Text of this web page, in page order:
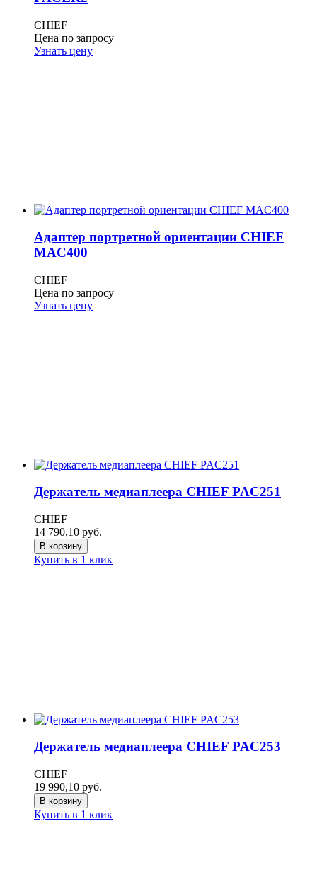
CHIEF
Цена по запросу
Узнать цену
Адаптер портретной ориентации CHIEF
MAC400
CHIEF
Цена по запросу
Узнать цену
Держатель медиаплеера CHIEF PAC251
CHIEF
14 790,10 руб.
В корзину
Купить в 1 клик
Держатель медиаплеера CHIEF PAC253
CHIEF
19 990,10 руб.
В корзину
Купить в 1 клик